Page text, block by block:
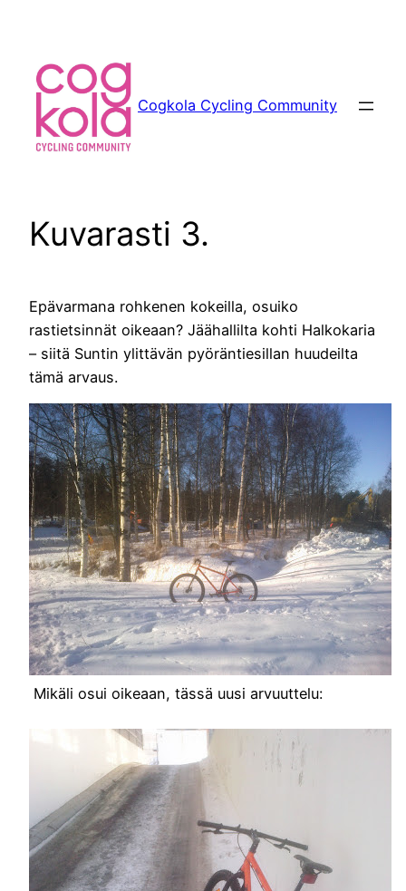
Cogkola Cycling Community
Kuvarasti 3.
Epävarmana rohkenen kokeilla, osuiko
rastietsinnät oikeaan? Jäähallilta kohti Halkokaria
– siitä Suntin ylittävän pyöräntiesillan huudeilta
tämä arvaus.
Mikäli osui oikeaan, tässä uusi arvuuttelu: